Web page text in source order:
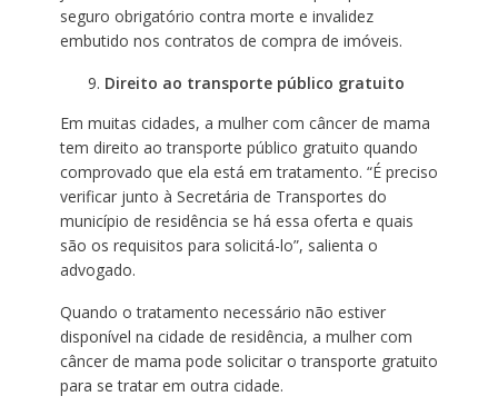
seguro obrigatório contra morte e invalidez
embutido nos contratos de compra de imóveis.
Direito ao transporte público gratuito
Em muitas cidades, a mulher com câncer de mama
tem direito ao transporte público gratuito quando
comprovado que ela está em tratamento. “É preciso
verificar junto à Secretária de Transportes do
município de residência se há essa oferta e quais
são os requisitos para solicitá-lo”, salienta o
advogado.
Quando o tratamento necessário não estiver
disponível na cidade de residência, a mulher com
câncer de mama pode solicitar o transporte gratuito
para se tratar em outra cidade.